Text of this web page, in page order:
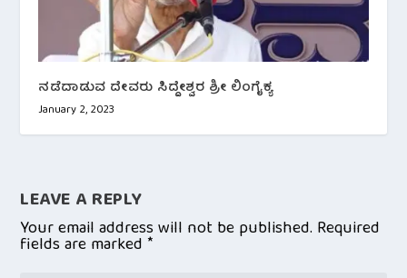
ನಡೆದಾಡುವ ದೇವರು ಸಿದ್ದೇಶ್ವರ ಶ್ರೀ ಲಿಂಗೈಕ್ಯ
January 2, 2023
LEAVE A REPLY
Your email address will not be published. Required
fields are marked*